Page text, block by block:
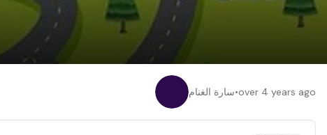
سارة الغنام•over 4 years ago